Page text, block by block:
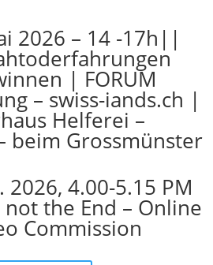
2026 – 14 -17h||
| FORUM
– swiss-iands.ch |
Helferei –
beim Grossmünster
2026, 4.00-5.15 PM
the End – Online
Commission